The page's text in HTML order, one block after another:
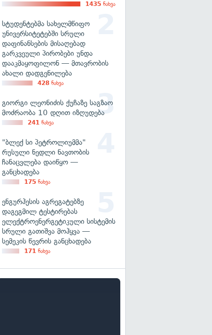
1435 ნახვა
სტუდენტებმა სახელმწიფო
უნივერსიტეტებში სრული
დაფინანსების მისაღებად
გარკვეული პირობები უნდა
დააკმაყოფილონ — მთავრობის
ახალი დადგენილება
428 ნახვა
გიორგი ლეონიძის ქუჩაზე საგზაო
მოძრაობა 10 დღით იზღუდება
241 ნახვა
"ბლექ სი პეტროლიუმმა"
რუსული ნედლი ნავთობის
ჩანაცვლება დაიწყო —
განცხადება
175 ნახვა
ენგურჰესის აგრეგატებზე
დაგეგმილ ტესტირებას
ელექტროენერგეტიკული სისტემის
სრული გათიშვა მოჰყვა —
სემეკის წევრის განცხადება
171 ნახვა